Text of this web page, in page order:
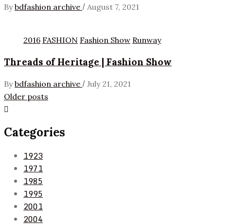
By bdfashion archive / August 7, 2021
2016 FASHION Fashion Show Runway
Threads of Heritage | Fashion Show
By bdfashion archive / July 21, 2021
Posts
navigation
Older posts
Categories
1923
1971
1985
1995
2001
2004